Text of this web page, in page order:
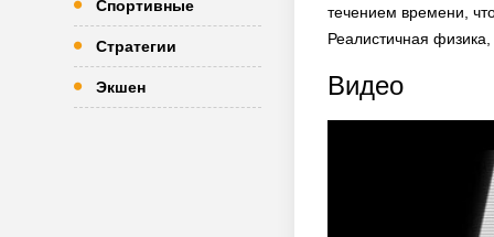
Спортивные
Стратегии
Экшен
течением времени,
Реалистичная
Видео